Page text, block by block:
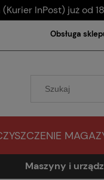
InPost) już od
Obsługa
Maszyny i